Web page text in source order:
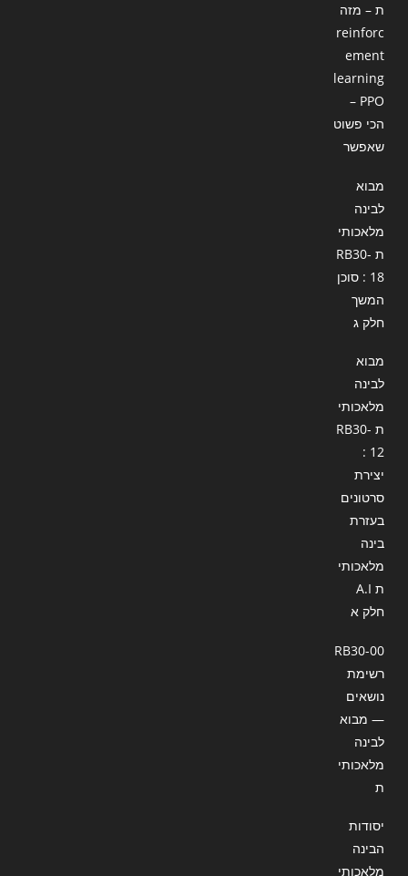
ת – מזה
reinforc
ement
learning
– PPO
הכי פשוט
שאפשר
מבוא
לבינה
מלאכותי
ת RB30-
18 : סוכן
המשך
חלק ג
מבוא
לבינה
מלאכותי
ת RB30-
12 :
יצירת
סרטונים
בעזרת
בינה
מלאכותי
ת A.I
חלק א
RB30-00
רשימת
נושאים
— מבוא
לבינה
מלאכותי
ת
יסודות
הבינה
מלאכותי